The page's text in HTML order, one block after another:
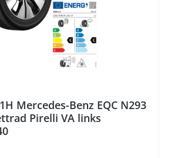
Mercedes-Benz EQC N293
Pirelli VA links